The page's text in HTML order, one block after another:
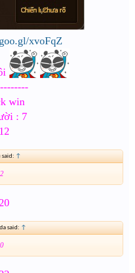
xvoFqZ
win
: 7
said: ↑
said: ↑